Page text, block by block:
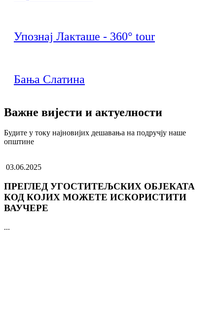
Упознај Лакташе - 360° tour
Бања Слатина
Важне вијести и актуелности
Будите у току најновијих дешавања на подручју наше
општине
03.06.2025
ПРЕГЛЕД УГОСТИТЕЉСКИХ ОБЈЕКАТА
КОД КОЈИХ МОЖЕТЕ ИСКОРИСТИТИ
ВАУЧЕРЕ
...